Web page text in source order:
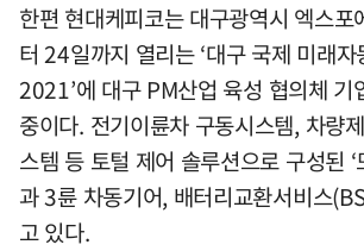
한편 현대케피코는 대구광역시 엑스
터 24일까지 열리는 ‘대구 국제 미래
2021’에 대구 PM산업 육성 협의체 기
중이다. 전기이륜차 구동시스템, 차량
스템 등 토털 제어 솔루션으로 구성된 ‘
과 3륜 차동기어, 배터리교환서비스
고 있다.